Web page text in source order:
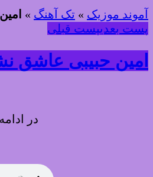
آموند موزیک » تک آهنگ »
پست بعدیپست قبلی
امین حبیبی عاشق
در